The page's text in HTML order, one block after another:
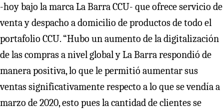
-hoy bajo la marca La Barra CCU- que ofrece servicio de
venta y despacho a domicilio de productos de todo el
portafolio CCU. “Hubo un aumento de la digitalización
de las compras a nivel global y La Barra respondió de
manera positiva, lo que le permitió aumentar sus
ventas significativamente respecto a lo que se vendía a
marzo de 2020, esto pues la cantidad de clientes se